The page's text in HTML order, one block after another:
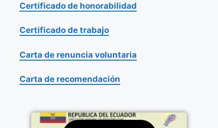
Certificado de honorabilidad
Certificado de trabajo
Carta de renuncia voluntaria
Carta de recomendación